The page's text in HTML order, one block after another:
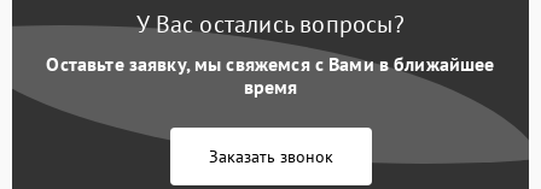
цветов дисплея
Подробнее →
коркое время
1000 ₽ Подробнее →
1500 ₽ Подробнее →
У Вас остались вопросы?
Оставьте заявку, мы свяжемся с Вами в ближайшее
время
Заказать звонок